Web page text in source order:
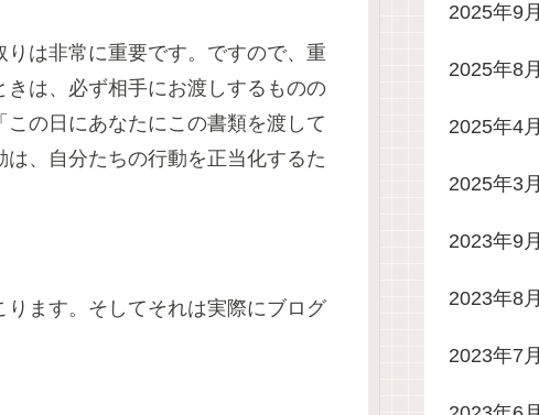
は非常に重要です。ですので、重
は、必ず相手にお渡しするものの
の日にあなたにこの書類を渡して
、自分たちの行動を正当化するた
ます。そしてそれは実際にブログ
2025年9月
2025年8月
2025年4月
2025年3月
2023年9月
2023年8月
2023年7月